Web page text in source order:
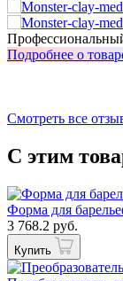
Подробнее о
Смотреть все
С этим
Форма для
3 768.2 руб.
Купить